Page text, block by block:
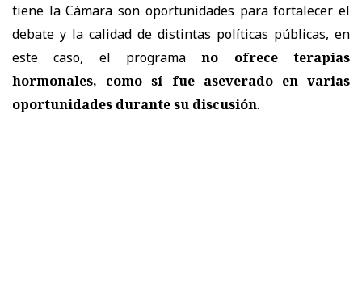
tiene la Cámara son oportunidades para fortalecer el
debate y la calidad de distintas políticas públicas, en
este caso, el programa no ofrece terapias
hormonales, como sí fue aseverado en varias
oportunidades durante su discusión.